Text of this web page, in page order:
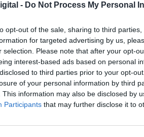
- Do Not Process My Personal
opt-out of the sale, sharing to third
for targeted advertising by us,
selection. Please note that after your opt-
interest-based ads based on personal
to third parties prior to your opt-
of your personal information by third
This information may also be disclosed by
Participants that may further disclose it to
la interacción social, la
ejemplos claros de lo que
volver a recuperar los
través de este estudio han
ellos destacanlos
bollería, galletas y cereales
en casa y los hábitos de